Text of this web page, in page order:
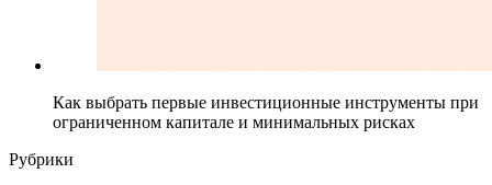
Как выбрать первые инвестиционные инструменты при
ограниченном капитале и минимальных рисках
Рубрики